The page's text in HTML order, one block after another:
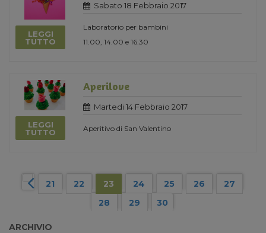
LEGGI
TUTTO
Sabato 18 Febbraio 2017
Laboratorio per bambini
11.00, 14.00 e 16.30
LEGGI
TUTTO
Aperilove
Martedi 14 Febbraio 2017
Aperitivo di San Valentino
21 22 23 24 25 26
27
28
29 30
ARCHIVIO